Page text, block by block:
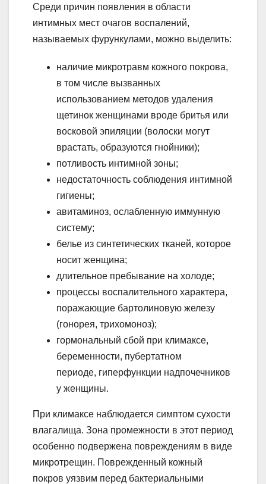
Среди причин появления в области
интимных мест очагов воспалений,
называемых фурункулами, можно выделить:
наличие микротравм кожного покрова,
в том числе вызванных
использованием методов удаления
щетинок женщинами вроде бритья или
восковой эпиляции (волоски могут
врастать, образуются гнойники);
потливость интимной зоны;
недостаточность соблюдения интимной
гигиены;
авитаминоз, ослабленную иммунную
систему;
белье из синтетических тканей, которое
носит женщина;
длительное пребывание на холоде;
процессы воспалительного характера,
поражающие бартолиновую железу
(гонорея, трихомоноз);
гормональный сбой при климаксе,
беременности, пубертатном
периоде, гиперфункции надпочечников
у женщины.
При климаксе наблюдается симптом сухости
влагалища. Зона промежности в этот период
особенно подвержена повреждениям в виде
микротрещин. Поврежденный кожный
покров уязвим перед бактериальными